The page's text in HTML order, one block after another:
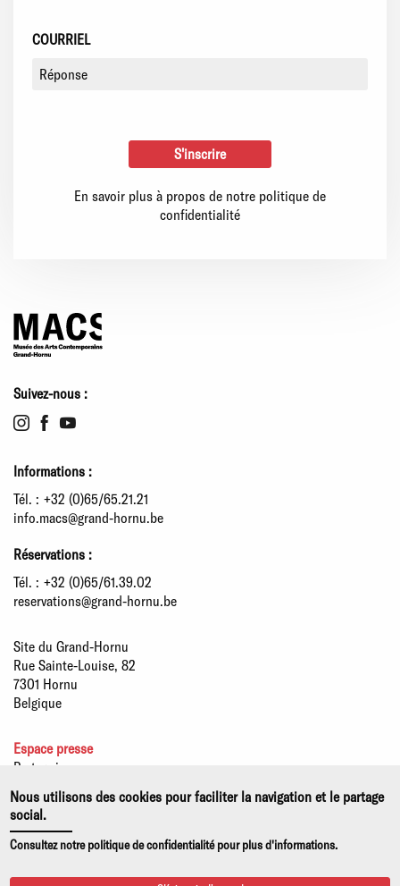
COURRIEL
En savoir plus à propos de notre politique de
confidentialité
Suivez-nous :
Informations :
Tél. : +32 (0)65/65.21.21
info.macs@grand-hornu.be
Réservations :
Tél. : +32 (0)65/61.39.02
reservations@grand-hornu.be
Site du Grand-Hornu
Rue Sainte-Louise, 82
7301 Hornu
Belgique
Espace presse
Partenaires
Offres d'emploi
Notices légales
Nous utilisons des cookies pour faciliter la navigation et le partage
social.
Consultez notre politique de confidentialité pour plus d'informations.